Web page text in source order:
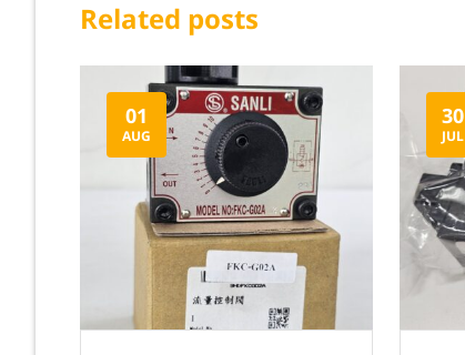
Related posts
01
AUG
30
JUL